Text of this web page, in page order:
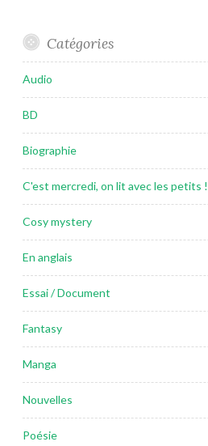
Catégories
Audio
BD
Biographie
C'est mercredi, on lit avec les petits !
Cosy mystery
En anglais
Essai / Document
Fantasy
Manga
Nouvelles
Poésie